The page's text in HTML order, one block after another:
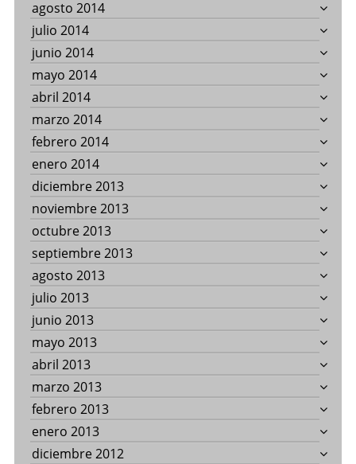
agosto 2014
julio 2014
junio 2014
mayo 2014
abril 2014
marzo 2014
febrero 2014
enero 2014
diciembre 2013
noviembre 2013
octubre 2013
septiembre 2013
agosto 2013
julio 2013
junio 2013
mayo 2013
abril 2013
marzo 2013
febrero 2013
enero 2013
diciembre 2012